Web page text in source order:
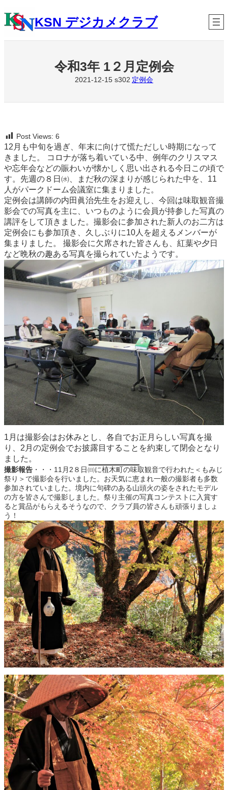
容
を
KSN デジカメクラブ
令和3年 1２月定例会
2021-12-15 s302 定例会
Post Views: 6
12月も中旬を過ぎ、年末に向けて慌ただしい時期になって
きました。 コロナが落ち着いている中、例年のクリスマス
や忘年会などの賑わいが懐かしく思い出される今日この頃で
す。先週の８日㈬、まだ秋の深まりが感じられた中を、11
人がパークドーム会議室に集まりました。
定例会は講師の内田眞治先生をお迎えし、今回は味取観音撮
影会での写真を主に、いつものように会員が持参した写真の
講評をして頂きました。撮影会に参加された新人のお二方は
定例会にも参加頂き、久しぶりに10人を超えるメンバーが
集まりました。 撮影会に欠席された皆さんも、紅葉や夕日
など晩秋の趣ある写真を撮られていたようです。
1月は撮影会はお休みとし、各自でお正月らしい写真を撮
り、2月の定例会でお披露目することを約束して閉会となり
ました。
撮影報告 ・・・11月2８日㈰に植木町の味取観音で行われた＜もみじ
祭り＞で撮影会を行いました。お天気に恵まれ一般の撮影者も多数
参加されていました。境内に句碑のある山頭火の姿をされたモデル
の方を皆さんで撮影しました。祭り主催の写真コンテストに入賞す
ると賞品がもらえるそうなので、クラブ員の皆さんも頑張りましょ
う！